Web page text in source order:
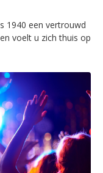
1940 een vertrouwd
voelt u zich thuis op